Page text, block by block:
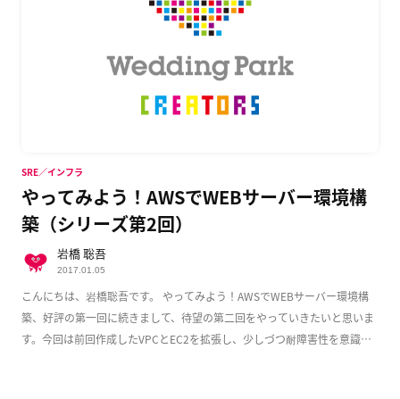
やってみよう！AWSでWEBサーバー環境構
築（シリーズ第2回）
こんにちは、岩橋聡吾です。 やってみよう！AWSでWEBサーバー環境構
築、好評の第一回に続きまして、待望の第二回をやっていきたいと思いま
す。今回は前回作成したVPCとEC2を拡張し、少しづつ耐障害性を意識し
SRE／インフラ
岩橋 聡吾
2017.01.05